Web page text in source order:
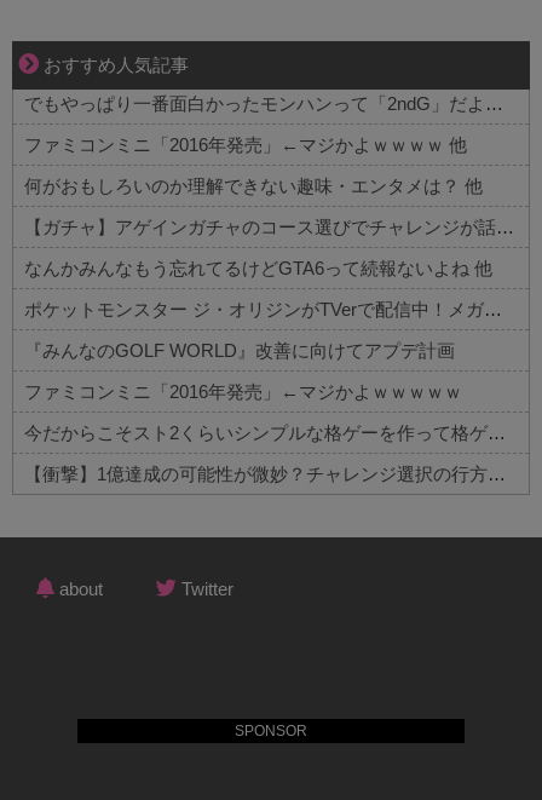
SPONSOR
おすすめ人気記事
三十路女子の仕事と恋、その先にあった本音
でもやっぱり一番面白かったモンハンって「2ndG」だよね 他
ファミコンミニ「2016年発売」←マジかよｗｗｗｗ 他
何がおもしろいのか理解できない趣味・エンタメは？ 他
【ガチャ】アゲインガチャのコース選びでチャレンジが話題！？詳細はコチラ 他
なんかみんなもう忘れてるけどGTA6って続報ないよね 他
ポケットモンスター ジ・オリジンがTVerで配信中！メガリザードンXが初お披露目された作品
『みんなのGOLF WORLD』改善に向けてアプデ計画
ファミコンミニ「2016年発売」←マジかよｗｗｗｗｗ
今だからこそスト2くらいシンプルな格ゲーを作って格ゲー人口を増やした方がいいと思う
【衝撃】1億達成の可能性が微妙？チャレンジ選択の行方がコチラ
about Twitter